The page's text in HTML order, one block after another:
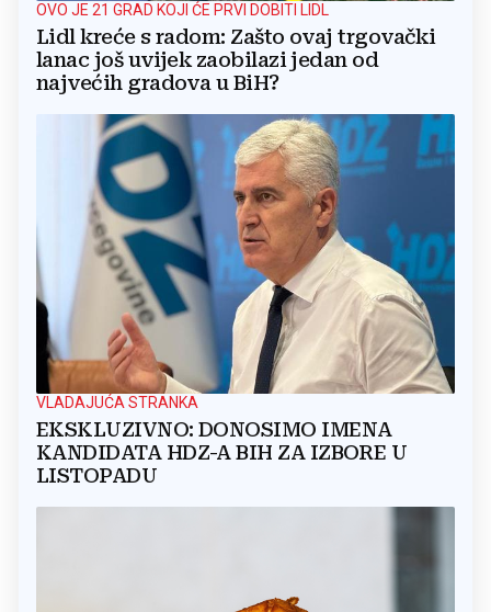
OVO JE 21 GRAD KOJI ĆE PRVI DOBITI LIDL
Lidl kreće s radom: Zašto ovaj trgovački
lanac još uvijek zaobilazi jedan od
najvećih gradova u BiH?
VLADAJUĆA STRANKA
EKSKLUZIVNO: DONOSIMO IMENA
KANDIDATA HDZ-A BIH ZA IZBORE U
LISTOPADU